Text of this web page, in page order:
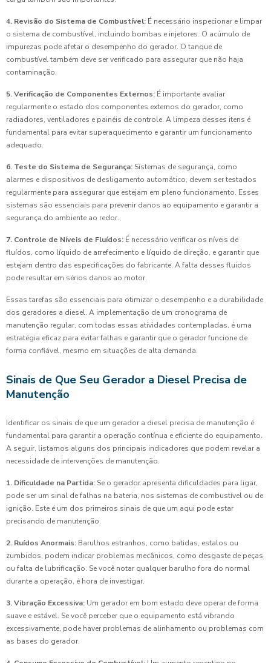
4. Revisão do Sistema de Combustível: É necessário inspecionar e limpar
o sistema de combustível, incluindo bombas e injetores. O acúmulo de
impurezas pode afetar o desempenho do gerador. O tanque de
combustível também deve ser verificado para assegurar que não haja
contaminação.
5. Verificação de Componentes Externos: É importante avaliar
regularmente o estado dos componentes externos do gerador, como
radiadores, ventiladores e painéis de controle. A limpeza desses itens é
fundamental para evitar superaquecimento e garantir um funcionamento
adequado.
6. Teste do Sistema de Segurança: Sistemas de segurança, como
alarmes e dispositivos de desligamento automático, devem ser testados
regularmente para assegurar que estejam em pleno funcionamento. Esses
sistemas são essenciais para prevenir danos ao equipamento e garantir a
segurança do ambiente ao redor.
7. Controle de Níveis de Fluídos: É necessário verificar os níveis de
fluídos, como líquido de arrefecimento e líquido de direção, e garantir que
estejam dentro das especificações do fabricante. A falta desses fluidos
pode resultar em sérios danos ao motor.
Essas tarefas são essenciais para otimizar o desempenho e a durabilidade
dos geradores a diesel. A implementação de um cronograma de
manutenção regular, com todas essas atividades contempladas, é uma
estratégia eficaz para evitar falhas e garantir que o gerador funcione de
forma confiável, mesmo em situações de alta demanda.
Sinais de Que Seu Gerador a Diesel Precisa de
Manutenção
Identificar os sinais de que um gerador a diesel precisa de manutenção é
fundamental para garantir a operação contínua e eficiente do equipamento.
A seguir, listamos alguns dos principais indicadores que podem revelar a
necessidade de intervenções de manutenção.
1. Dificuldade na Partida: Se o gerador apresenta dificuldades para ligar,
pode ser um sinal de falhas na bateria, nos sistemas de combustível ou de
ignição. Este é um dos primeiros sinais de que um aqui pode estar
precisando de manutenção.
2. Ruídos Anormais: Barulhos estranhos, como batidas, estalos ou
zumbidos, podem indicar problemas mecânicos, como desgaste de peças
ou falta de lubrificação. Se você notar qualquer barulho fora do normal
durante a operação, é hora de investigar.
3. Vibração Excessiva: Um gerador em bom estado deve operar de forma
suave e estável. Se você perceber que o equipamento está vibrando
excessivamente, pode haver problemas de alinhamento ou problemas com
as bases do gerador.